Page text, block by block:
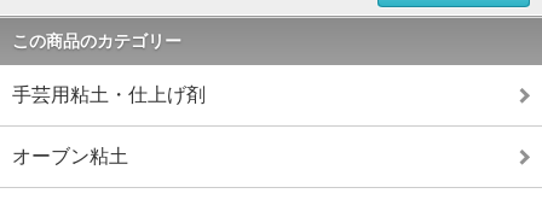
この商品のカテゴリー
手芸用粘土・仕上げ剤
オーブン粘土